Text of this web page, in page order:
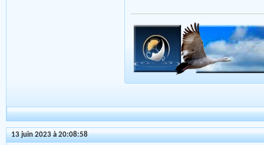
13 juin 2023 à 20:08:58